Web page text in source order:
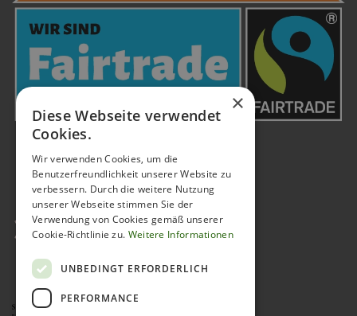
×
Diese Webseite verwendet
Cookies.
Wir verwenden Cookies, um die
Benutzerfreundlichkeit unserer Website zu
verbessern. Durch die weitere Nutzung
unserer Webseite stimmen Sie der
Verwendung von Cookies gemäß unserer
Cookie-Richtlinie zu. Weitere Informationen
UNBEDINGT ERFORDERLICH
PERFORMANCE